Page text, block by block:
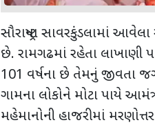
સૌરાષ્ટ્રના સાવરકુંડલામાં
છે. રામગઢમાં રહેતા લાખાણી
101 વર્ષના છે તેમનું જીવતા
ગામના લોકોને મોટા પાયે
મહેમાનોની હાજરીમાં